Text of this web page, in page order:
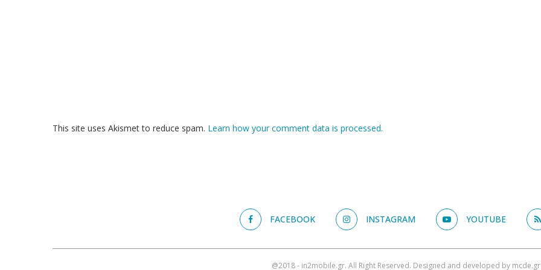
This site uses Akismet to reduce spam. Learn how your comment data is processed.
FACEBOOK INSTAGRAM YOUTUBE
@2018 - in2mobile.gr. All Right Reserved. Designed and developed by mcde.gr